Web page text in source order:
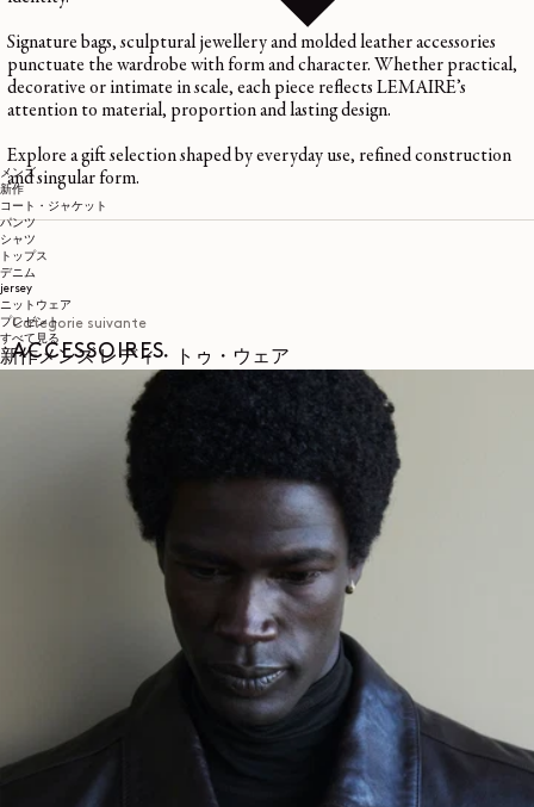
メンズ
新作
コート・ジャケット
パンツ
シャツ
トップス
デニム
jersey
ニットウェア
プレゼント
すべて見る
新作メンズ レディ・トゥ・ウェア
Signaturebags, sculpturaljewelleryand molded leather accessories
punctuate the wardrobe with form and character. Whether practical,
decorative or intimate in scale, each piece reflects LEMAIRE’s
attention to material, proportion and lasting design.
Explore a gift selection shaped by everyday use, refined construction
and singular form.
Categorie suivante
ACCESSOIRES
国際配送と返品
通常配送（無料）
14日以内の返品無料
カスタマーサービス
customerservice@lemaire.fr
月曜日から金曜日、午前10時
から午後7時（GMT時間）
フランス国内：+33 1 72 95 21